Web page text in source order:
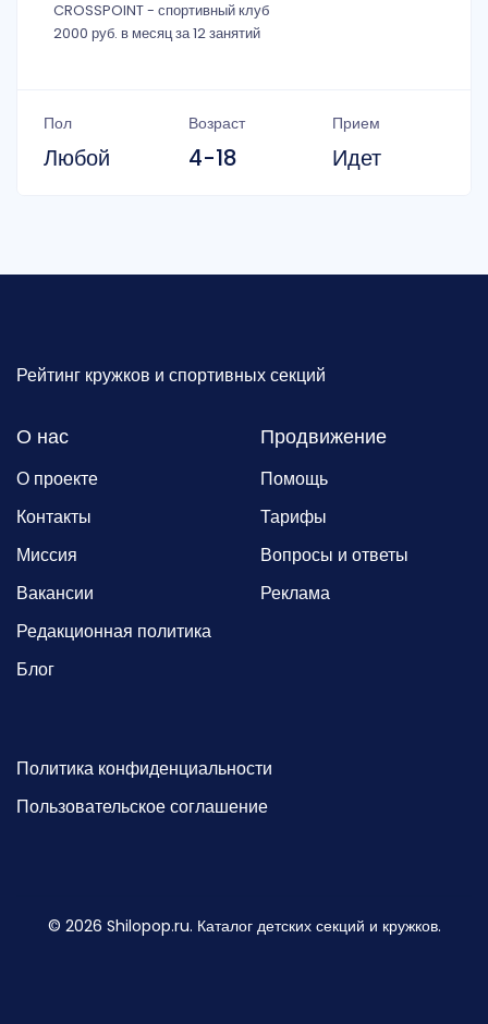
CROSSPOINT - спортивный клуб
2000 руб. в месяц за 12 занятий
Пол
Любой
Возраст
4-18
Прием
Идет
Рейтинг кружков и спортивных секций
О нас
О проекте
Контакты
Миссия
Вакансии
Редакционная политика
Блог
Продвижение
Помощь
Тарифы
Вопросы и ответы
Реклама
Политика конфиденциальности
Пользовательское соглашение
© 2026 Shilopop.ru. Каталог детских секций и кружков.